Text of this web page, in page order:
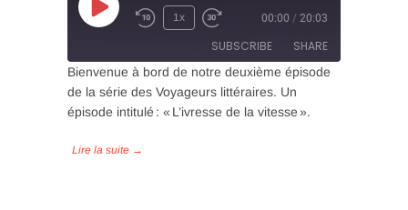
Play
1x 00:00 / 20:03
SUBSCRIBE SHARE
RSS FEED
SHARE
Bienvenue à bord de notre deuxième épisode
de la série des Voyageurs littéraires. Un
épisode intitulé : « L’ivresse de la vitesse ».